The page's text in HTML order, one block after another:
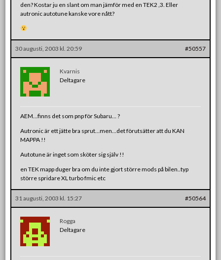
den? Kostar ju en slant om man jämför med en TEK2 ,3. Eller
autronic autotune kanske vore nått?
30 augusti, 2003 kl. 20:59 #50557
Kvarnis
Deltagare
AEM…finns det som pnp för Subaru… ?
Autronic är ett jätte bra sprut…men…det förutsätter att du KAN
MAPPA !!
Autotune är inget som sköter sig själv !!
en TEK mapp duger bra om du inte gjort större mods på bilen..typ
större spridare XL turbo fmic etc
31 augusti, 2003 kl. 15:27 #50564
Rogga
Deltagare